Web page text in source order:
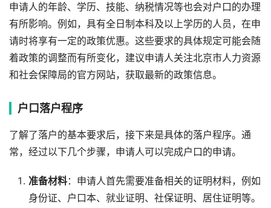
申请人的年龄、学历、技能、纳税情况等也会对户口的办理
有所影响。例如，具有全日制本科及以上学历的人员，在申
请时将享有一定的政策优惠。这些要求的具体规定可能会随
着政策的调整而有所变化，建议申请人关注北京市人力资源
和社会保障局的官方网站，获取最新的政策信息。
户口落户程序
了解了落户的基本要求后，接下来是具体的落户程序。通
常，经过以下几个步骤，申请人可以完成户口的申请。
准备材料：申请人首先需要准备相关的证明材料，例如
身份证、户口本、就业证明、社保证明、居住证明等。